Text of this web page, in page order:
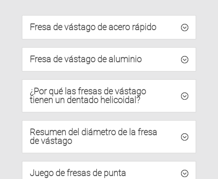
Fresa de vástago de acero rápido
Fresa de vástago de aluminio
¿Por qué las fresas de vástago
tienen un dentado helicoidal?
Resumen del diámetro de la fresa
de vástago
Juego de fresas de punta